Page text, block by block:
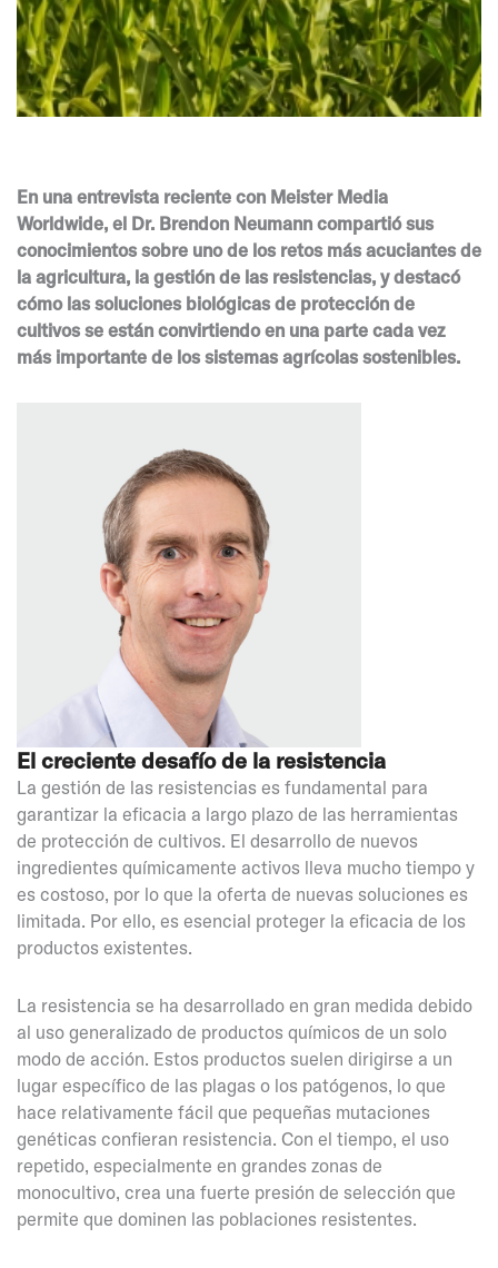
En una entrevista reciente con Meister Media
Worldwide, el Dr. Brendon Neumann compartió sus
conocimientos sobre uno de los retos más acuciantes de
la agricultura, la gestión de las resistencias, y destacó
cómo las soluciones biológicas de protección de
cultivos se están convirtiendo en una parte cada vez
más importante de los sistemas agrícolas sostenibles.
El creciente desafío de la resistencia
La gestión de las resistencias es fundamental para
garantizar la eficacia a largo plazo de las herramientas
de protección de cultivos. El desarrollo de nuevos
ingredientes químicamente activos lleva mucho tiempo y
es costoso, por lo que la oferta de nuevas soluciones es
limitada. Por ello, es esencial proteger la eficacia de los
productos existentes.
La resistencia se ha desarrollado en gran medida debido
al uso generalizado de productos químicos de un solo
modo de acción. Estos productos suelen dirigirse a un
lugar específico de las plagas o los patógenos, lo que
hace relativamente fácil que pequeñas mutaciones
genéticas confieran resistencia. Con el tiempo, el uso
repetido, especialmente en grandes zonas de
monocultivo, crea una fuerte presión de selección que
permite que dominen las poblaciones resistentes.